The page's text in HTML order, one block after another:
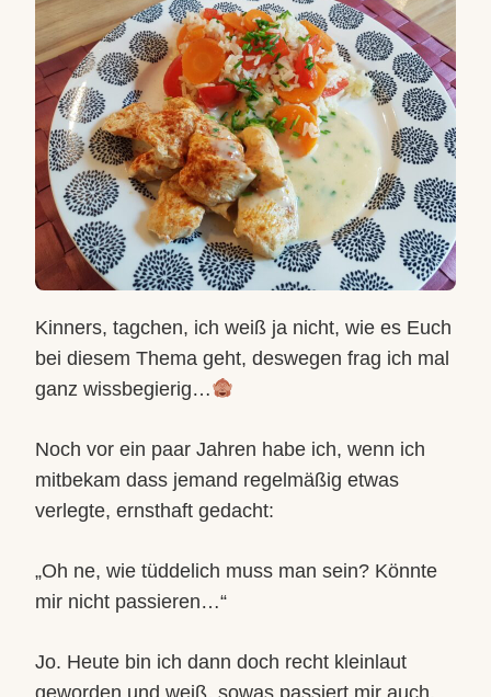
MÖHREN-
REIS
&
SOSSE
Kinners, tagchen, ich weiß ja nicht, wie es Euch
bei diesem Thema geht, deswegen frag ich mal
ganz wissbegierig…
Noch vor ein paar Jahren habe ich, wenn ich
mitbekam dass jemand regelmäßig etwas
verlegte, ernsthaft gedacht:
„Oh ne, wie tüddelich muss man sein? Könnte
mir nicht passieren…“
Jo. Heute bin ich dann doch recht kleinlaut
geworden und weiß, sowas passiert mir auch.